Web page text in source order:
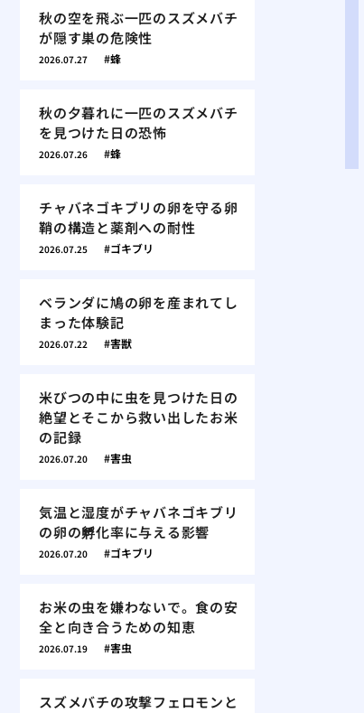
秋の空を飛ぶ一匹のスズメバチ
が隠す巣の危険性
2026.07.27 蜂
秋の夕暮れに一匹のスズメバチ
を見つけた日の恐怖
2026.07.26 蜂
チャバネゴキブリの卵を守る卵
鞘の構造と薬剤への耐性
2026.07.25 ゴキブリ
ベランダに鳩の卵を産まれてし
まった体験記
2026.07.22 害獣
米びつの中に虫を見つけた日の
絶望とそこから救い出したお米
の記録
2026.07.20 害虫
気温と湿度がチャバネゴキブリ
の卵の孵化率に与える影響
2026.07.20 ゴキブリ
お米の虫を嫌わないで。食の安
全と向き合うための知恵
2026.07.19 害虫
スズメバチの攻撃フェロモンと